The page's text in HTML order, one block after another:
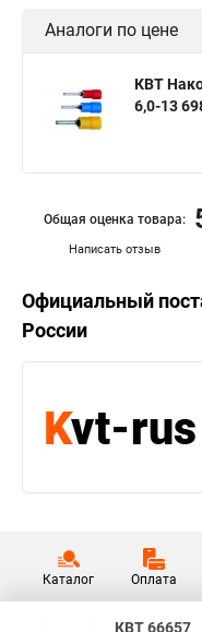
Аналоги по цене
КВТ
6,0-13
Написать отзыв
Общая оценка товара:
Официальный
России
Каталог Оплата
КВТ 66657